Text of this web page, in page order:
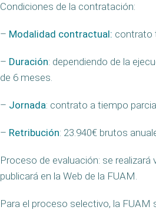
Condiciones de la contratación:
– Modalidad contractual: contrato
– Duración: dependiendo de la
de 6 meses.
– Jornada: contrato a tiempo
– Retribución: 23.940€ brutos
Proceso de evaluación: se
publicará en la Web de la FUAM.
Para el proceso selectivo, la